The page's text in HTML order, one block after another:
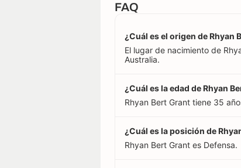
FAQ
¿Cuál es el origen de Rhyan
El lugar de nacimiento de
Australia.
¿Cuál es la edad de Rhyan
Rhyan Bert Grant tiene 35
¿Cuál es la posición de
Rhyan Bert Grant es Defensa.